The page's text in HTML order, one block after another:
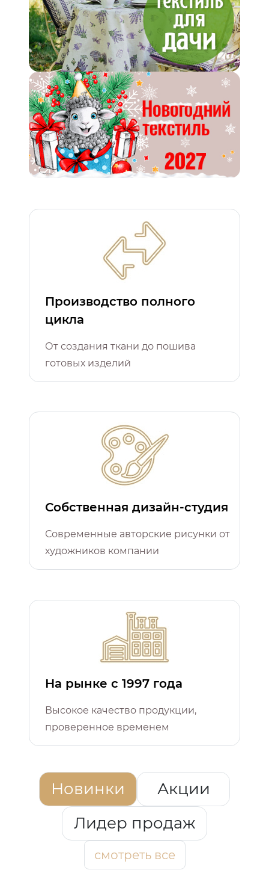
Производство полного
цикла
От создания ткани до пошива
готовых изделий
Собственная дизайн-студия
Современные авторские рисунки от
художников компании
На рынке с 1997 года
Высокое качество продукции,
проверенное временем
Новинки
Акции
Лидер продаж
смотреть все